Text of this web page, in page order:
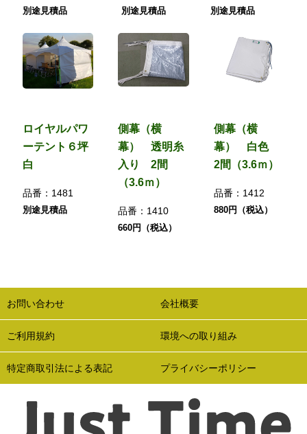
別途見積品 別途見積品 別途見積品
ロイヤルパワ
ーテント６坪
白
品番： 1481
別途見積品
側幕（横
幕） 透明糸
入り 2間
（3.6ｍ）
品番： 1410
660円（税込）
側幕（横
幕） 白色
2間（3.6ｍ）
品番： 1412
880円（税込）
お問い合わせ 会社概要
ご利用規約 環境への取り組み
特定商取引法による表記 プライバシーポリシー